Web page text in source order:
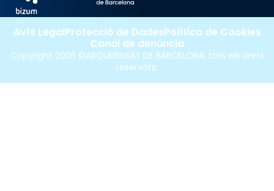
Copyright 2026 ©ARQUEBISBAT DE BARCELONA, tots els drets
reservats.
Avís LegalProtecció de DadesPolítica de Cookies
Canal de denúncia